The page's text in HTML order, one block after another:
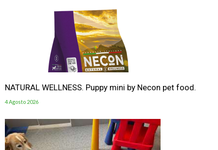
NATURAL WELLNESS. Puppy mini by Necon pet food.
4 Agosto 2026